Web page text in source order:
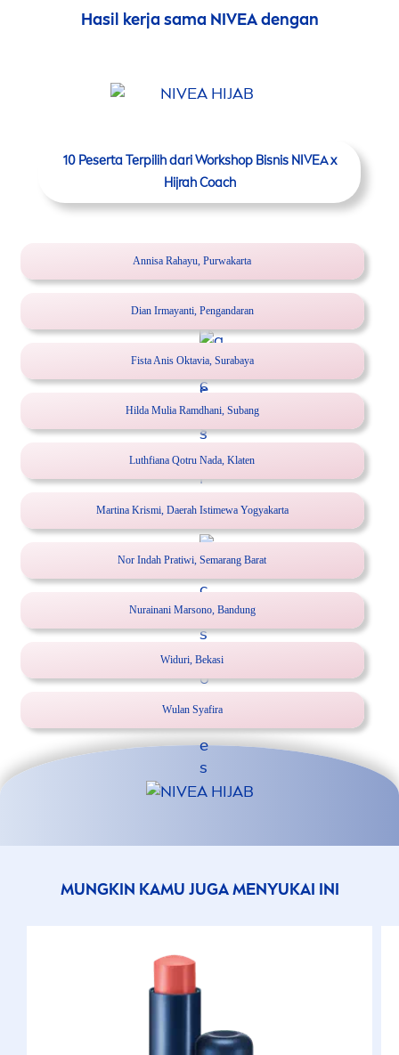
Hasil kerja sama NIVEAdengan
10 Peserta Terpilih dari Workshop Bisnis NIVEAx
Hijrah Coach
Annisa Rahayu, Purwakarta
Dian Irmayanti, Pengandaran
Fista Anis Oktavia, Surabaya
Hilda Mulia Ramdhani, Subang
Luthfiana Qotru Nada, Klaten
Martina Krismi, Daerah Istimewa Yogyakarta
Nor Indah Pratiwi, Semarang Barat
Nurainani Marsono, Bandung
Widuri, Bekasi
Wulan Syafira
MUNGKIN KAMU JUGAMENYUKAI INI